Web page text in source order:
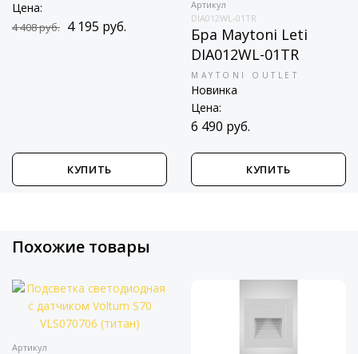
Цена:
4 408 руб. 4 195 руб.
КУПИТЬ
Артикул
DIA012WL-01TR
Бра Maytoni Leti
DIA012WL-01TR
MAYTONI OUTLET
Новинка
Цена:
6 490 руб.
КУПИТЬ
Похожие товары
Артикул